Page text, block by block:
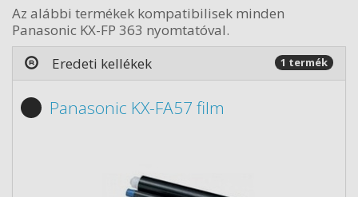
Az alábbi termékek kompatibilisek minden
Panasonic KX-FP 363 nyomtatóval.
Eredeti kellékek
1 termék
Panasonic KX-FA57 film